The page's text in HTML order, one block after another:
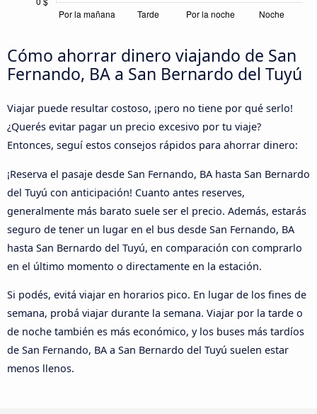
Cómo ahorrar dinero viajando de San
Fernando, BA a San Bernardo del Tuyú
Viajar puede resultar costoso, ¡pero no tiene por qué serlo!
¿Querés evitar pagar un precio excesivo por tu viaje?
Entonces, seguí estos consejos rápidos para ahorrar dinero:
¡Reserva el pasaje desde San Fernando, BA hasta San Bernardo
del Tuyú con anticipación! Cuanto antes reserves,
generalmente más barato suele ser el precio. Además, estarás
seguro de tener un lugar en el bus desde San Fernando, BA
hasta San Bernardo del Tuyú, en comparación con comprarlo
en el último momento o directamente en la estación.
Si podés, evitá viajar en horarios pico. En lugar de los fines de
semana, probá viajar durante la semana. Viajar por la tarde o
de noche también es más económico, y los buses más tardíos
de San Fernando, BA a San Bernardo del Tuyú suelen estar
menos llenos.